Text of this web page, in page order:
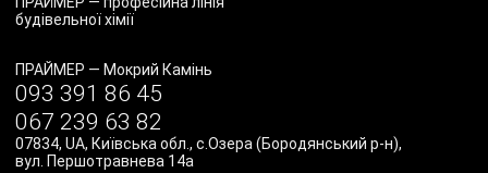
ПРАЙМЕР — Мокрий Камінь
093 391 86 45
067 239 63 82
07834, UA, Київська обл., с.Озера (Бородянський р-н),
вул. Першотравнева 14а